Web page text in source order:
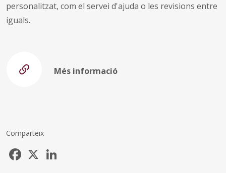
personalitzat, com el servei d'ajuda o les revisions entre
iguals.
Més informació
Comparteix
Facebook